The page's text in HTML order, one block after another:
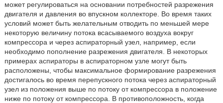
может регулироваться на основании потребностей разрежения
двигателя и давления во впускном коллекторе. Во время таких
условий может быть желательным отводить по меньшей мере
некоторую величину потока всасываемого воздуха вокруг
компрессора и через аспираторный узел, например, если
необходимо пополнение разрежения двигателя. В некоторых
примерах аспираторы в аспираторном узле могут быть
расположены, чтобы максимальное формирование разрежения
достигалось во время перепускного потока через аспираторный
узел из положения выше по потоку от компрессора в положение
ниже по потоку от компрессора. В противоположность, когда